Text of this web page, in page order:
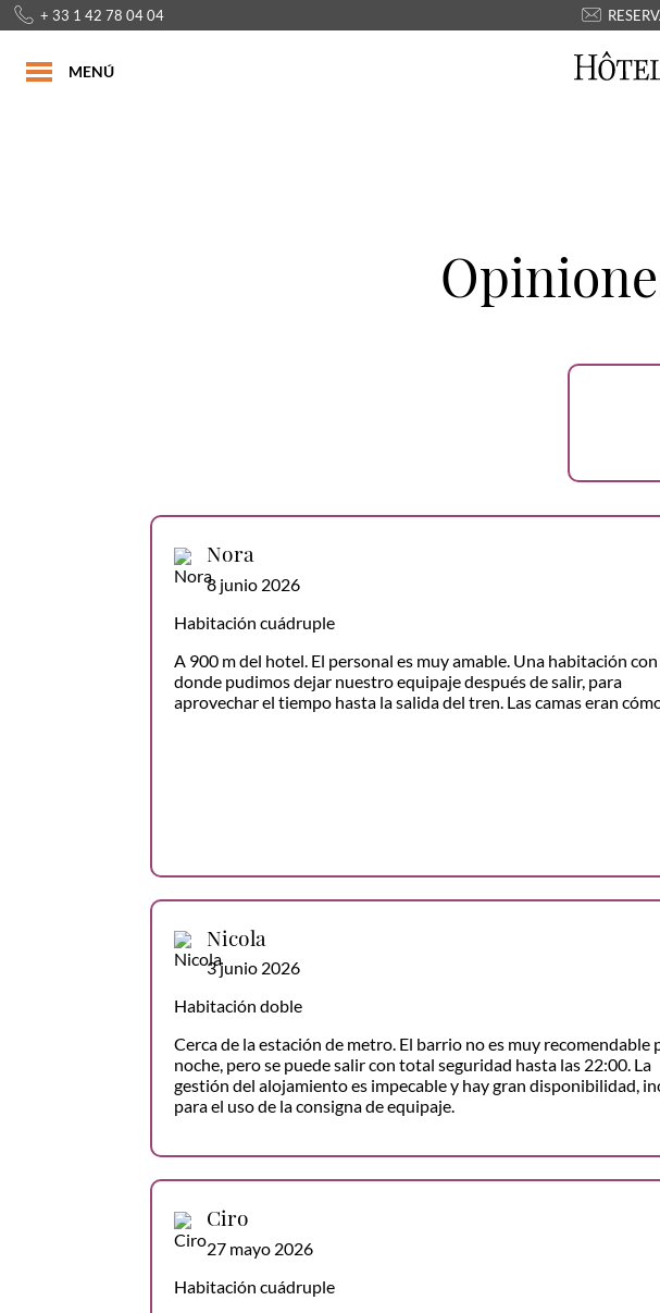
+ 33 1 42 78 04 04
MENÚ
Nora
8 junio 2026
Habitación cuádruple
A 900 m del hotel. El personal es muy amable. Una habitación
donde pudimos dejar nuestro equipaje después de salir, para
aprovechar el tiempo hasta la salida del tren. Las camas eran
Nicola
3 junio 2026
Habitación doble
Cerca de la estación de metro. El barrio no es muy recomendable
noche, pero se puede salir con total seguridad hasta las 22:00. La
gestión del alojamiento es impecable y hay gran disponibilidad,
para el uso de la consigna de equipaje.
Ciro
27 mayo 2026
Habitación cuádruple